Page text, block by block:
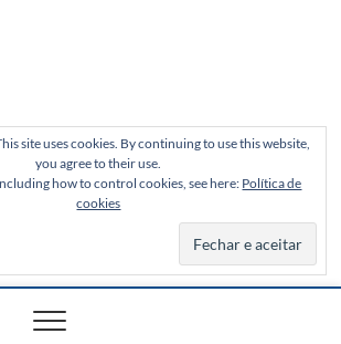
site uses cookies. By continuing to use this website,
you agree to their use.
how to control cookies, see here: Política de
cookies